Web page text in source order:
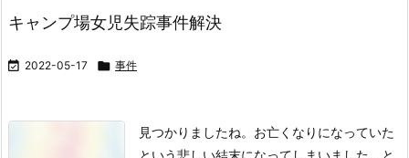
キャンプ場女児失踪事件解決
 2022-05-17  事件
見つかりましたね。お亡くなりになっていた
という悲しい結末になってしまいました。
と